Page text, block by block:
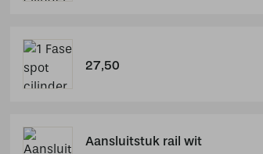
27,50
Aansluitstuk rail wit